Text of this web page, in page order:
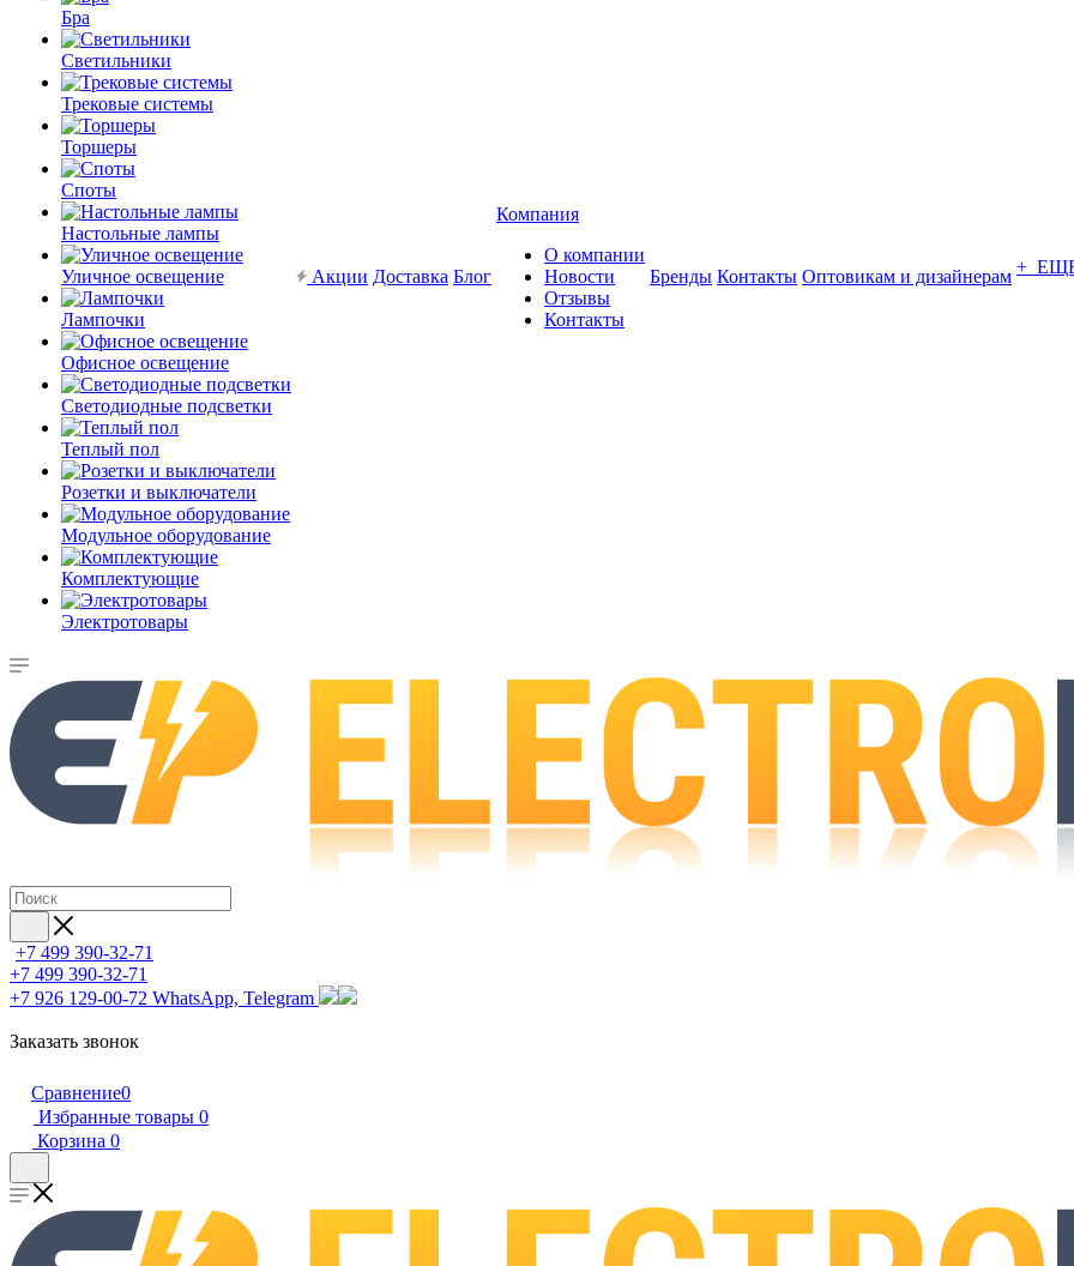
Бра
Светильники
Трековые системы
Торшеры
Споты
Настольные лампы
Уличное освещение
Лампочки
Офисное освещение
Светодиодные подсветки
Теплый пол
Розетки и выключатели
Модульное оборудование
Комплектующие
Электротовары
Акции Доставка Блог
Компания
О компании
Новости
Отзывы
Контакты
Бренды Контакты Оптовикам и дизайнерам +
+7 499 390-32-71
+7 499 390-32-71
+7 926 129-00-72 WhatsApp, Telegram
Заказать звонок
Сравнение0
Избранные товары 0
Корзина 0